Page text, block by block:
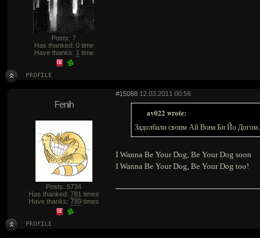
Posts: 7
Has thanked: 0 time
Have thanks: 1 time
#15088 12.03.2011 00:56
Fenih
Posts: 5734
Has thanked: 781 times
Have thanks: 789times
av022 wrote:
Задолбали своим Ай Вона Би Йо Догом.
I Wanna Be Your Dog, Be Your Dog soon
I Wanna Be Your Dog, Be Your Dog too!